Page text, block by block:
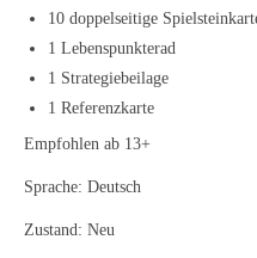
10 doppelseitige
1 Lebenspunkterad
1 Strategiebeilage
1 Referenzkarte
Empfohlen ab 13+
Sprache: Deutsch
Zustand: Neu